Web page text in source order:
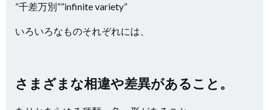
”千差万別””infinite variety”
いろいろなものそれぞれには、
さまざまな相違や差異があること。